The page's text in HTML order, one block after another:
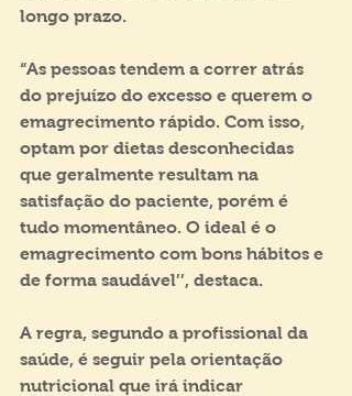
longo prazo.
“As pessoas tendem a correr atrás
do prejuízo do excesso e querem o
emagrecimento rápido. Com isso,
optam por dietas desconhecidas
que geralmente resultam na
satisfação do paciente, porém é
tudo momentâneo. O ideal é o
emagrecimento com bons hábitos e
de forma saudável’’, destaca.
A regra, segundo a profissional da
saúde, é seguir pela orientação
nutricional que irá indicar